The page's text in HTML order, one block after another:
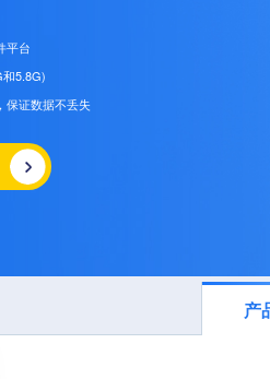
平台
和5.8G)
保证数据不丢失
产